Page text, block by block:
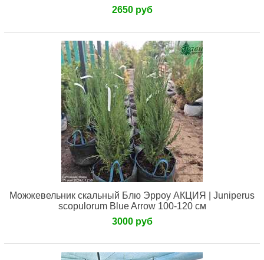
2650 руб
Можжевельник скальный Блю Эрроу АКЦИЯ | Juniperus
scopulorum Blue Arrow 100-120 см
3000 руб